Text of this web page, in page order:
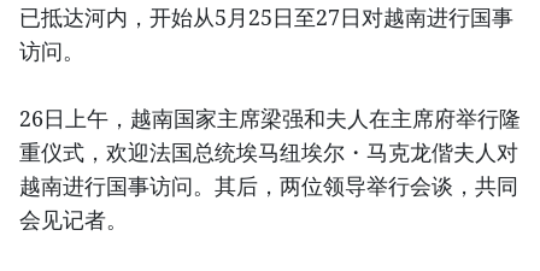
已抵达河内，开始从5月25日至27日对越南进行国事
访问。
26日上午，越南国家主席梁强和夫人在主席府举行隆
重仪式，欢迎法国总统埃马纽埃尔・马克龙偕夫人对
越南进行国事访问。其后，两位领导举行会谈，共同
会见记者。